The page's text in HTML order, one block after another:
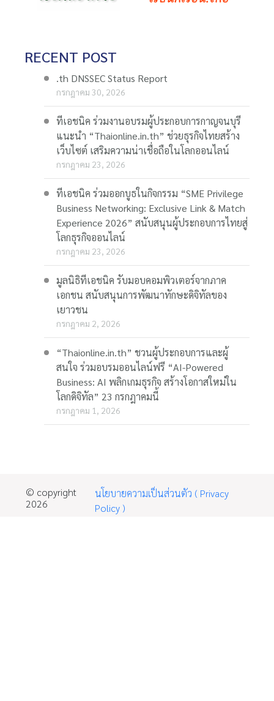
RECENT POST
.th DNSSEC Status Report
กรกฎาคม 30, 2026
ทีเอชนิค ร่วมงานอบรมผู้ประกอบการกาญจนบุรี
แนะนำ “Thaionline.in.th” ช่วยธุรกิจไทยสร้าง
เว็บไซต์ เสริมความน่าเชื่อถือในโลกออนไลน์
กรกฎาคม 23, 2026
ทีเอชนิค ร่วมออกบูธในกิจกรรม “SME Privilege
Business Networking: Exclusive Link & Match
Experience 2026” สนับสนุนผู้ประกอบการไทยสู่
โลกธุรกิจออนไลน์
กรกฎาคม 23, 2026
มูลนิธิทีเอชนิค รับมอบคอมพิวเตอร์จากภาค
เอกชน สนับสนุนการพัฒนาทักษะดิจิทัลของ
เยาวชน
กรกฎาคม 2, 2026
“Thaionline.in.th” ชวนผู้ประกอบการและผู้
สนใจ ร่วมอบรมออนไลน์ฟรี “AI-Powered
Business: AI พลิกเกมธุรกิจ สร้างโอกาสใหม่ใน
โลกดิจิทัล” 23 กรกฎาคมนี้
กรกฎาคม 1, 2026
© copyright
2026
นโยบายความเป็นส่วนตัว ( Privacy
Policy )